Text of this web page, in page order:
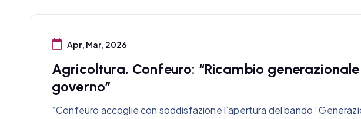
Apr, Mar, 2026
Agricoltura, Confeuro: “Ricambio
governo”
“Confeuro accoglie con soddisfazione l’apertura del bando